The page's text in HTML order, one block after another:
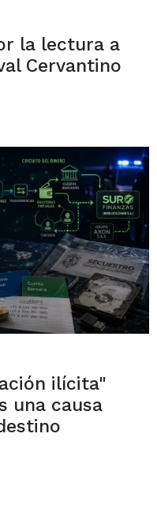
la lectura a
Cervantino
ilícita"
una causa